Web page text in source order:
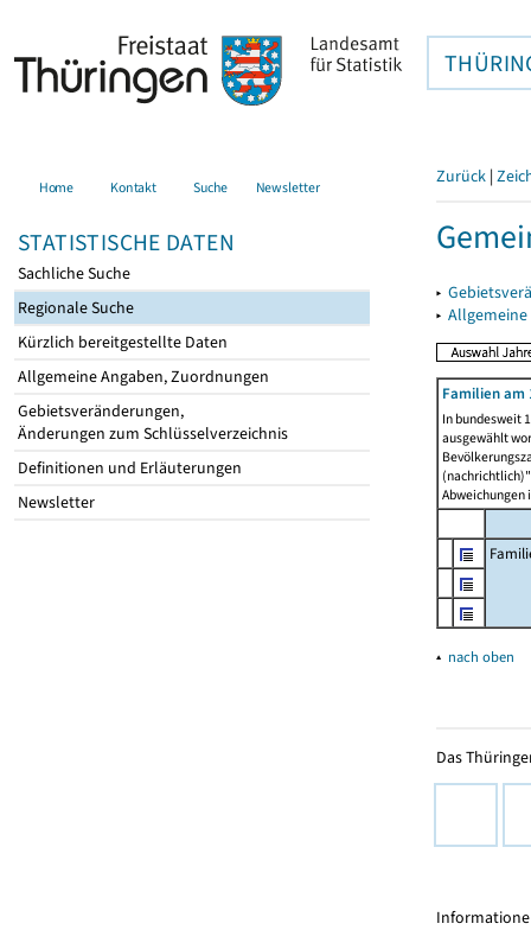
Home Kontakt Suche Newsletter
STATISTISCHE DATEN
Sachliche Suche
Regionale Suche
Kürzlich bereitgestellte Daten
Allgemeine Angaben, Zuordnungen
Gebietsveränderungen,
Änderungen zum Schlüsselverzeichnis
Definitionen und Erläuterungen
Newsletter
Zurück |
▸
▸
Familien am
In bundesweit
ausgewählt
Abweichungen
▴ nach oben
Das